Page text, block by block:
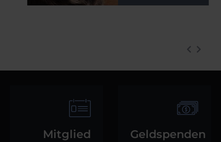
Mitglied
Geldspenden